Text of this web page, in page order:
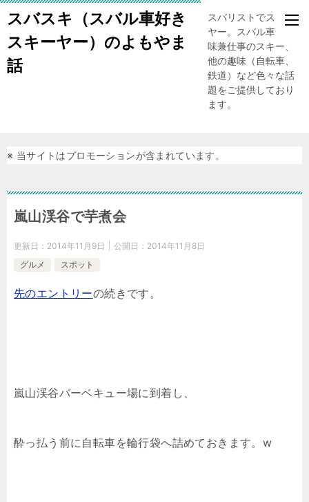
スバスキ（スバル車好き
スキーヤー）のよもやま
話
スバリストでスキー
ヤー。スバル車、趣
味兼仕事のスキー、
他の趣味（自転車、
鉄道）など色々な話
題をご提供しており
ます。
※ 当サイトはプロモーションが含まれています。
嵐山渓谷で芋煮会
更新日： 2014年11月9日 公開日： 2014年11月8日
グルメ
スポット
先のエントリーの続きです。
嵐山渓谷バーベキュー場に到着し、
酔っ払う前に自転車を輪行袋へ詰めておきます。w